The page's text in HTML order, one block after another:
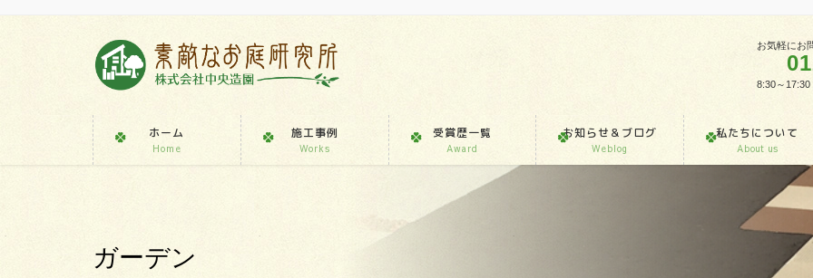
お気軽にお
8:30～
ホーム
Home
施工事例
Works
受賞歴一覧
Award
お知らせ＆ブログ
Weblog
私たちについて
About us
ガーデン